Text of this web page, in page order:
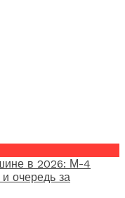
в 2026: М-4
очередь за